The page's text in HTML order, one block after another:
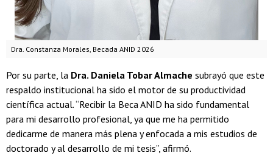
Dra. Constanza Morales, Becada ANID 2026
Por su parte, la Dra. Daniela Tobar Almache subrayó que este
respaldo institucional ha sido el motor de su productividad
científica actual. “Recibir la Beca ANID ha sido fundamental
para mi desarrollo profesional, ya que me ha permitido
dedicarme de manera más plena y enfocada a mis estudios de
doctorado y al desarrollo de mi tesis”, afirmó.